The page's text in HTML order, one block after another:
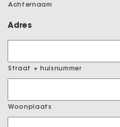
Achternaam
Adres
Straat + huisnummer
Woonplaats